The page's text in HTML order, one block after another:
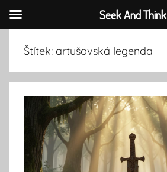
obsahu
Štítek: artušovská legenda
Seek And Think